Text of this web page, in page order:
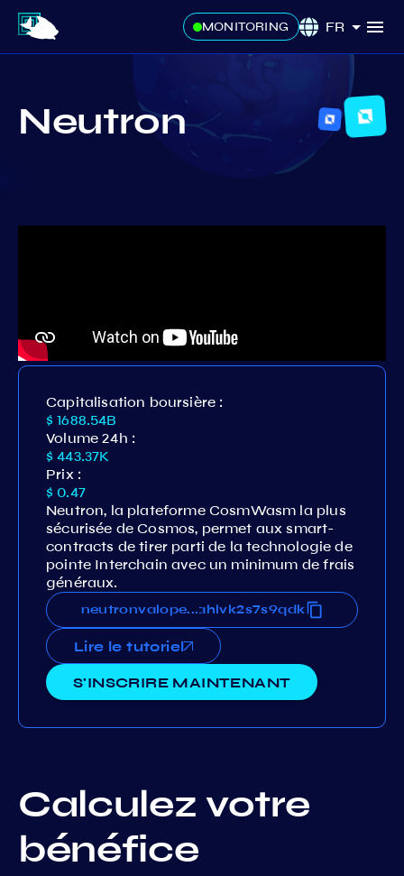
MONITORING FR
Neutron
Capitalisation boursière :
$ 1688.54B
Volume 24h :
$ 443.37K
Prix :
$ 0.47
Neutron, la plateforme CosmWasm la plus
sécurisée de Cosmos, permet aux smart-
contracts de tirer parti de la technologie de
pointe Interchain avec un minimum de frais
généraux.
...
Lire le tutoriel
S'INSCRIRE MAINTENANT
Calculez votre
bénéfice